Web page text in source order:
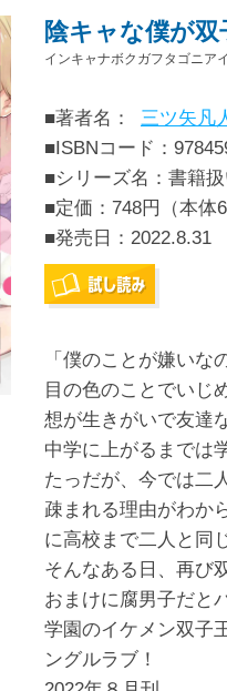
陰キャな僕が
インキャナボクガフタゴニア
■著者名：
三ツ矢凡
■ISBNコード：
■シリーズ名：書籍
■定価：748円（本体
■発売日： 2022.8.31
「僕のことが嫌いな
目の色のことでいじ
想が生きがいで友達
中学に上がるまでは
たっだが、今では二
疎まれる理由がわか
に高校まで二人と同
そんなある日、再び
おまけに腐男子だと
学園のイケメン双子
ングルラブ！